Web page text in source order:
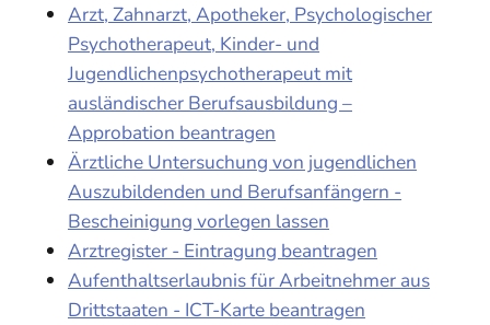
Arzt, Zahnarzt, Apotheker, Psychologischer
Psychotherapeut, Kinder- und
Jugendlichenpsychotherapeut mit
ausländischer Berufsausbildung –
Approbation beantragen
Ärztliche Untersuchung von jugendlichen
Auszubildenden und Berufsanfängern -
Bescheinigung vorlegen lassen
Arztregister - Eintragung beantragen
Aufenthaltserlaubnis für Arbeitnehmer aus
Drittstaaten - ICT-Karte beantragen